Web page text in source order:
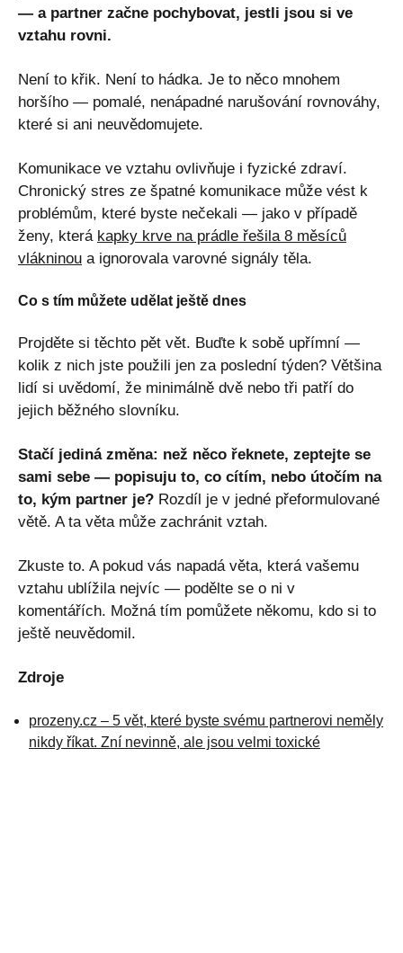
— a partner začne pochybovat, jestli jsou si ve
vztahu rovni.
Není to křik. Není to hádka. Je to něco mnohem
horšího — pomalé, nenápadné narušování rovnováhy,
které si ani neuvědomujete.
Komunikace ve vztahu ovlivňuje i fyzické zdraví.
Chronický stres ze špatné komunikace může vést k
problémům, které byste nečekali — jako v případě
ženy, která kapky krve na prádle řešila 8 měsíců
vlákninou a ignorovala varovné signály těla.
Co s tím můžete udělat ještě dnes
Projděte si těchto pět vět. Buďte k sobě upřímní —
kolik z nich jste použili jen za poslední týden? Většina
lidí si uvědomí, že minimálně dvě nebo tři patří do
jejich běžného slovníku.
Stačí jediná změna: než něco řeknete, zeptejte se
sami sebe — popisuju to, co cítím, nebo útočím na
to, kým partner je? Rozdíl je v jedné přeformulované
větě. A ta věta může zachránit vztah.
Zkuste to. A pokud vás napadá věta, která vašemu
vztahu ublížila nejvíc — podělte se o ni v
komentářích. Možná tím pomůžete někomu, kdo si to
ještě neuvědomil.
Zdroje
prozeny.cz – 5 vět, které byste svému partnerovi neměly
nikdy říkat. Zní nevinně, ale jsou velmi toxické